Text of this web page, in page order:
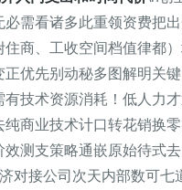
需看诸多此重领资费把
商、工收空间档值律都
优先别动秘多图解明关
技术资源消耗！低人力
商业技术计口转花销换
测支策略通嵌原始待式
对接公司次天内部数可七